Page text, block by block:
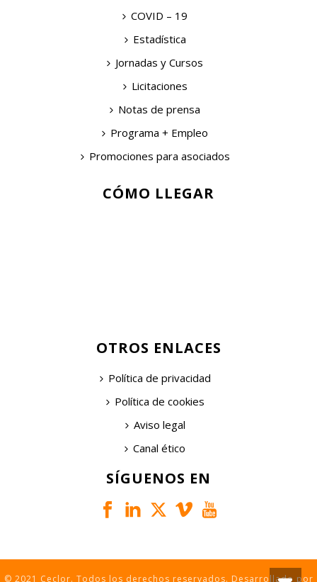
COVID – 19
Estadística
Jornadas y Cursos
Licitaciones
Notas de prensa
Programa + Empleo
Promociones para asociados
CÓMO LLEGAR
OTROS ENLACES
Política de privacidad
Política de cookies
Aviso legal
Canal ético
SÍGUENOS EN
© 2021 Ceclor. Todos los derechos reservados. Desarrollado por